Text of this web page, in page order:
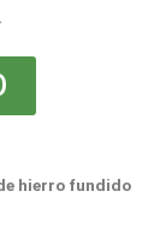
hierro fundido